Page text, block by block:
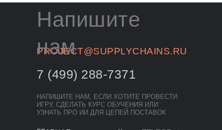
НАПИШИТЕ НАМ, ЕСЛИ ХОТИТЕ ПРОВЕСТИ
ИГРУ, СДЕЛАТЬ КУРС ОБУЧЕНИЯ ИЛИ
УЗНАТЬ ПРО ИИ ДЛЯ ЦЕПЕЙ ПОСТАВОК
7 (499) 288-7371
PROJECT@SUPPLYCHAINS.RU
Напишите
нам